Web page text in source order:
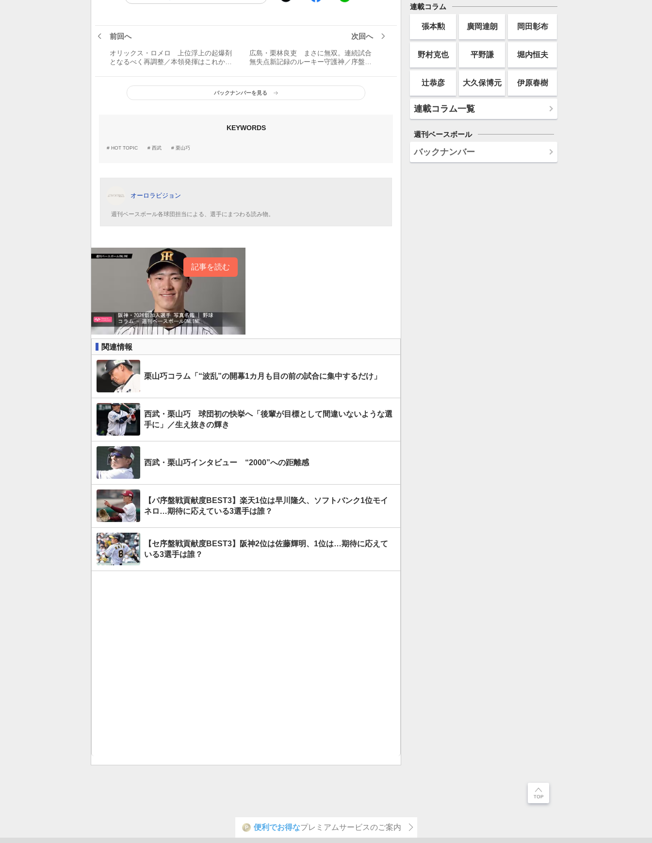
前回へ
オリックス・ロメロ 上位浮上の起爆剤
となるべく再調整／本領発揮はこれから
次回へ
広島・栗林良吏 まさに無双。連続試合
無失点新記録のルーキー守護神／序盤戦
バックナンバーを見る
KEYWORDS
HOT TOPIC 西武 栗山巧
オーロラビジョン
週刊ベースボール各球団担当による、選手にまつわる読み物。
記事を読む
関連情報
栗山巧コラム「“波乱”の開幕1カ月も目の前の試合に集中するだけ」
西武・栗山巧 球団初の快挙へ「後輩が目標として間違いないような選
手に」／生え抜きの輝き
西武・栗山巧インタビュー “2000”への距離感
【パ序盤戦貢献度BEST3】楽天1位は早川隆久、ソフトバンク1位モイ
ネロ…期待に応えている3選手は誰？
【セ序盤戦貢献度BEST3】阪神2位は佐藤輝明、1位は…期待に応えて
いる3選手は誰？
連載コラム
張本勲 廣岡達朗 岡田彰布
野村克也 平野謙 堀内恒夫
辻恭彦 大久保博元 伊原春樹
連載コラム一覧
週刊ベースボール
バックナンバー
P 便利でお得なプレミアムサービスのご案内